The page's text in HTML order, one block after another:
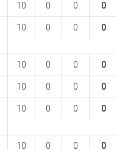
10 0 0 0
10 0 0 0
10 0 0 0
10 0 0 0
10 0 0 0
10 0 0 0